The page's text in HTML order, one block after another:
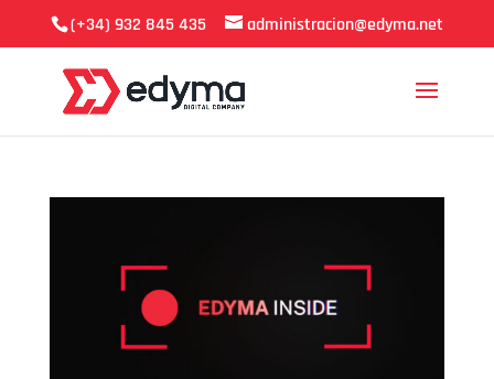
(+34) 932 845 435 administracion@edyma.net